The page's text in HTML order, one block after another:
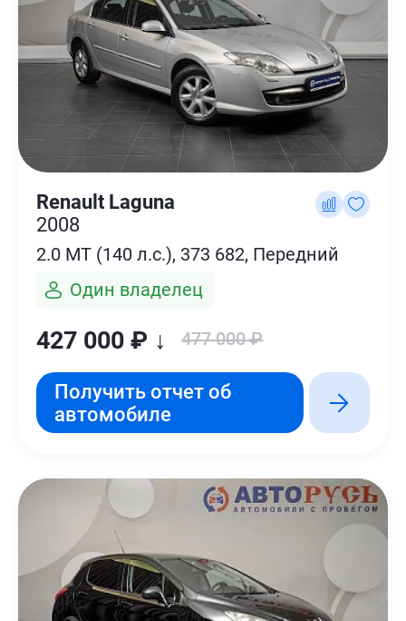
Renault Laguna
2008
2.0 MT (140 л.с.), 373 682, Передний
Один владелец
427 000 ₽ ↓ 477 000 ₽
Получить отчет об
автомобиле